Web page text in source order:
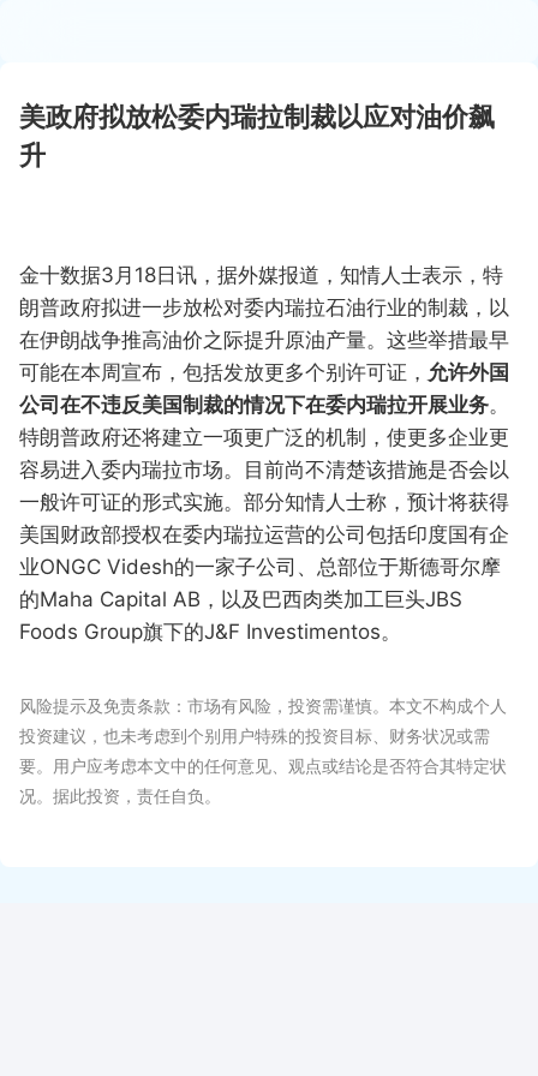
美政府拟放松委内瑞拉制裁以应对油价飙
升
金十数据3月18日讯，据外媒报道，知情人士表示，特
朗普政府拟进一步放松对委内瑞拉石油行业的制裁，以
在伊朗战争推高油价之际提升原油产量。这些举措最早
可能在本周宣布，包括发放更多个别许可证， 允许外国
公司在不违反美国制裁的情况下在委内瑞拉开展业务。
特朗普政府还将建立一项更广泛的机制，使更多企业更
容易进入委内瑞拉市场。目前尚不清楚该措施是否会以
一般许可证的形式实施。部分知情人士称，预计将获得
美国财政部授权在委内瑞拉运营的公司包括印度国有企
业ONGC Videsh的一家子公司、总部位于斯德哥尔摩
的Maha Capital AB，以及巴西肉类加工巨头JBS
Foods Group旗下的J&F Investimentos。
风险提示及免责条款：市场有风险，投资需谨慎。本文不构成个人
投资建议，也未考虑到个别用户特殊的投资目标、财务状况或需
要。用户应考虑本文中的任何意见、观点或结论是否符合其特定状
况。据此投资，责任自负。